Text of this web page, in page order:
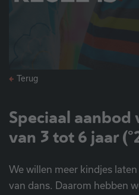
Terug
Speciaal aanbod
van 3 tot 6 jaar
We willen meer kindjes
van dans. Daarom hebben